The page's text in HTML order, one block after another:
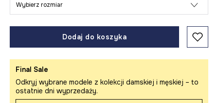
Wybierz rozmiar
Dodaj do koszyka
Final Sale
Odkryj wybrane modele z kolekcji damskiej i męskiej – to
ostatnie dni wyprzedaży.